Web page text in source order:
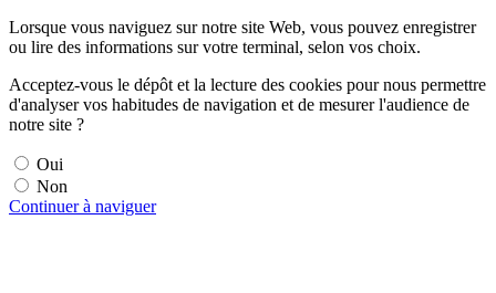
Lorsque vous naviguez sur notre site Web, vous pouvez enregistrer
ou lire des informations sur votre terminal, selon vos choix.
Acceptez-vous le dépôt et la lecture des cookies pour nous permettre
d'analyser vos habitudes de navigation et de mesurer l'audience de
notre site ?
Oui
Non
Continuer à naviguer